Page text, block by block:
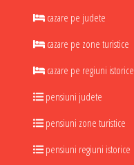
cazare pe judete
cazare pe zone turistice
cazare pe regiuni istorice
pensiuni judete
pensiuni zone turistice
pensiuni regiuni istorice